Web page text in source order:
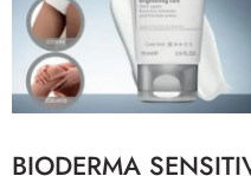
BIODERMA